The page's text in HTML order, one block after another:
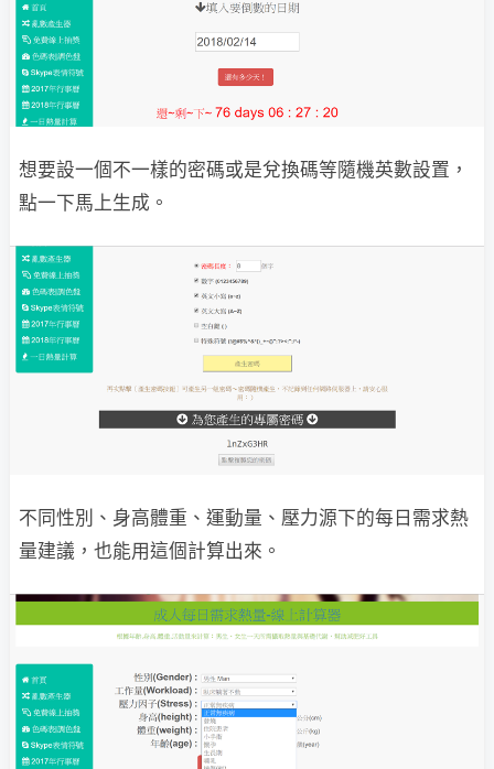
想要設一個不一樣的密碼或是兌換碼等隨機英數設置，
點一下馬上生成。
不同性別、身高體重、運動量、壓力源下的每日需求熱
量建議，也能用這個計算出來。